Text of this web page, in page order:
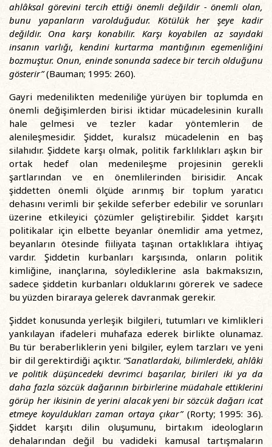
ahlâksal görevini tercih ettiği önemli değildir - önemli olan,
bunu yapanların varolduğudur. Kötülük her şeye kadir
değildir. Ona karşı konabilir. Karşı koyabilen az sayıdaki
insanın varlığı, kendini kurtarma mantığının egemenliğini
bozmuştur. Onun, eninde sonunda sadece bir tercih olduğunu
gösterir”(Bauman; 1995: 260).
Gayri medenilikten medeniliğe yürüyen bir toplumda en
önemli değişimlerden birisi iktidar mücadelesinin kurallı
hale gelmesi ve tezler kadar yöntemlerin de
alenileşmesidir. Şiddet, kuralsız mücadelenin en baş
silahıdır. Şiddete karşı olmak, politik farklılıkları aşkın bir
ortak hedef olan medenileşme projesinin gerekli
şartlarından ve en önemlilerinden birisidir. Ancak
şiddetten önemli ölçüde arınmış bir toplum yaratıcı
dehasını verimli bir şekilde seferber edebilir ve sorunları
üzerine etkileyici çözümler geliştirebilir. Şiddet karşıtı
politikalar için elbette beyanlar önemlidir ama yetmez,
beyanların ötesinde fiiliyata taşınan ortaklıklara ihtiyaç
vardır. Şiddetin kurbanları karşısında, onların politik
kimliğine, inançlarına, söylediklerine asla bakmaksızın,
sadece şiddetin kurbanları olduklarını görerek ve sadece
bu yüzden biraraya gelerek davranmak gerekir.
Şiddet konusunda yerleşik bilgileri, tutumları ve kimlikleri
yankılayan ifadeleri muhafaza ederek birlikte olunamaz.
Bu tür beraberliklerin yeni bilgiler, eylem tarzları ve yeni
bir dil gerektirdiği açıktır. “Sanatlardaki, bilimlerdeki, ahlâki
ve politik düşüncedeki devrimci başarılar, birileri iki ya da
daha fazla sözcük dağarının birbirlerine müdahale ettiklerini
görüp her ikisinin de yerini alacak yeni bir sözcük dağarı icat
etmeye koyuldukları zaman ortaya çıkar”(Rorty; 1995: 36).
Şiddet karşıtı dilin oluşumunu, birtakım ideologların
dehalarından değil bu vadideki kamusal tartışmaların